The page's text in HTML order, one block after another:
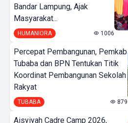
Bandar Lampung, Ajak
Masyarakat...
HUMANIORA 1006
Percepat Pembangunan, Pemkab
Tubaba dan BPN Tentukan Titik
Koordinat Pembangunan Sekolah
Rakyat
TUBABA 879
Aisyiyah Cadre Camp 2026,